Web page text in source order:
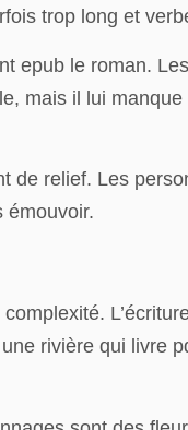
trop long et
epub le roman.
mais il lui
de relief. Les
émouvoir.
rivière qui livre